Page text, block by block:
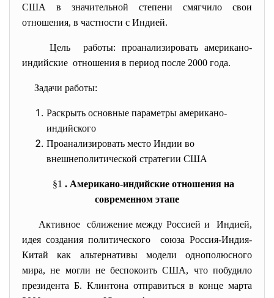
США в значительной степени смягчило свои
отношения, в частности с Индией.
Цель работы: проанализировать американо-
индийские отношения в период после 2000 года.
Задачи работы:
Раскрыть основные параметры американо-
индийского
Проанализировать место Индии во
внешнеполитической стратегии США
§1 . Американо-индийские отношения на
современном этапе
Активное сближение между Россией и Индией,
идея создания политического союза Россия-Индия-
Китай как альтернативы модели однополюсного
мира, не могли не беспокоить США, что побудило
президента Б. Клинтона отправиться в конце марта